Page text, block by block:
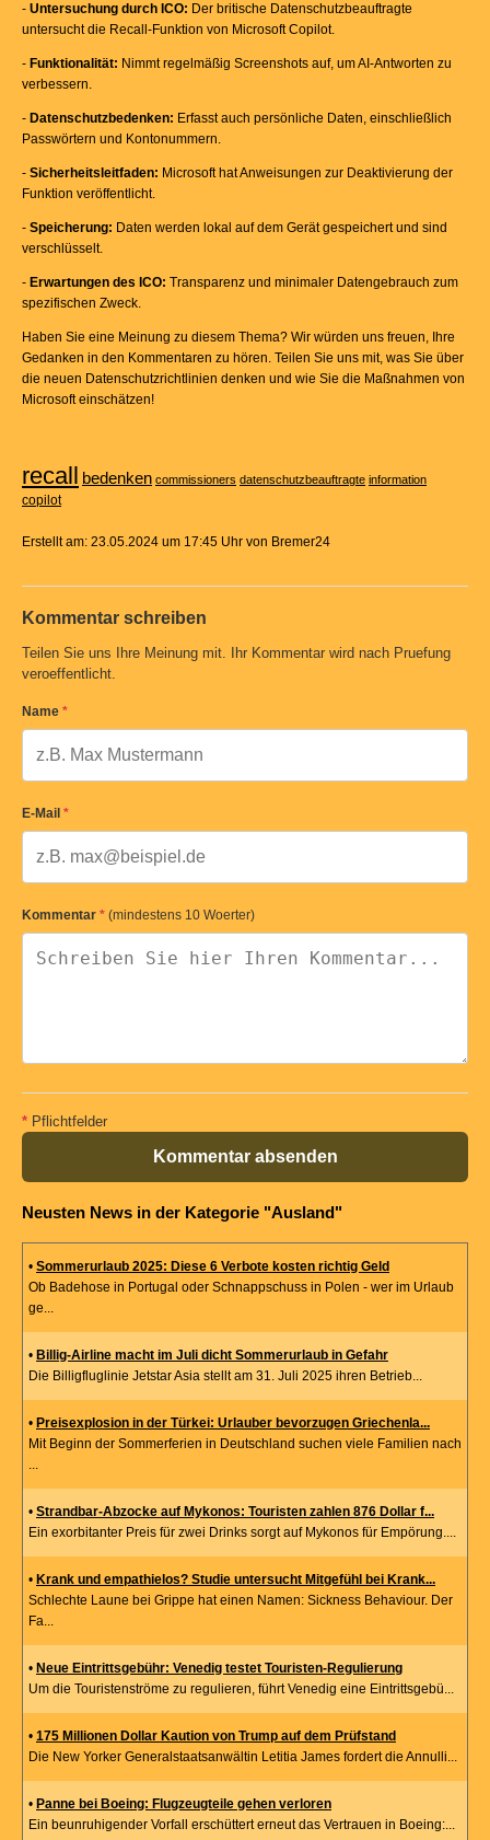
- Untersuchung durch ICO: Der britische Datenschutzbeauftragte
untersucht die Recall-Funktion von Microsoft Copilot.
- Funktionalität: Nimmt regelmäßig Screenshots auf, um AI-Antworten zu
verbessern.
- Datenschutzbedenken: Erfasst auch persönliche Daten, einschließlich
Passwörtern und Kontonummern.
- Sicherheitsleitfaden: Microsoft hat Anweisungen zur Deaktivierung der
Funktion veröffentlicht.
- Speicherung: Daten werden lokal auf dem Gerät gespeichert und sind
verschlüsselt.
- Erwartungen des ICO: Transparenz und minimaler Datengebrauch zum
spezifischen Zweck.
Haben Sie eine Meinung zu diesem Thema? Wir würden uns freuen, Ihre
Gedanken in den Kommentaren zu hören. Teilen Sie uns mit, was Sie über
die neuen Datenschutzrichtlinien denken und wie Sie die Maßnahmen von
Microsoft einschätzen!
recall bedenken commissioners datenschutzbeauftragte information
copilot
Erstellt am: 23.05.2024 um 17:45 Uhr von Bremer24
Kommentar schreiben
Teilen Sie uns Ihre Meinung mit. Ihr Kommentar wird nach Pruefung
veroeffentlicht.
Name *
E-Mail *
Kommentar * (mindestens 10 Woerter)
* Pflichtfelder
Kommentar absenden
Neusten News in der Kategorie "Ausland"
• Sommerurlaub 2025: Diese 6 Verbote kosten richtig Geld
Ob Badehose in Portugal oder Schnappschuss in Polen - wer im Urlaub
ge...
• Billig-Airline macht im Juli dicht Sommerurlaub in Gefahr
Die Billigfluglinie Jetstar Asia stellt am 31. Juli 2025 ihren Betrieb...
• Preisexplosion in der Türkei: Urlauber bevorzugen Griechenla...
Mit Beginn der Sommerferien in Deutschland suchen viele Familien nach
...
• Strandbar-Abzocke auf Mykonos: Touristen zahlen 876 Dollar f...
Ein exorbitanter Preis für zwei Drinks sorgt auf Mykonos für Empörung....
• Krank und empathielos? Studie untersucht Mitgefühl bei Krank...
Schlechte Laune bei Grippe hat einen Namen: Sickness Behaviour. Der
Fa...
• Neue Eintrittsgebühr: Venedig testet Touristen-Regulierung
Um die Touristenströme zu regulieren, führt Venedig eine Eintrittsgebü...
• 175 Millionen Dollar Kaution von Trump auf dem Prüfstand
Die New Yorker Generalstaatsanwältin Letitia James fordert die Annulli...
• Panne bei Boeing: Flugzeugteile gehen verloren
Ein beunruhigender Vorfall erschüttert erneut das Vertrauen in Boeing:...